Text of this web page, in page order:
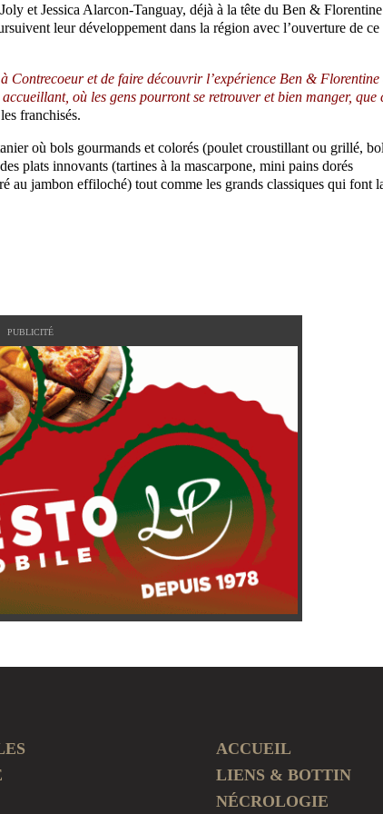
et Jessica Alarcon-Tanguay, déjà à la tête du Ben & Florentine
leur développement dans la région avec l’ouverture de ce
Contrecoeur et de faire découvrir l’expérience Ben & Florentine
où les gens pourront se retrouver et bien manger, que
franchisés.
où bols gourmands et colorés (poulet croustillant ou grillé, bol
plats innovants (tartines à la mascarpone, mini pains dorés
au jambon effiloché) tout comme les grands classiques qui font
PUBLICITÉ
ACCUEIL
LIENS & BOTTIN
NÉCROLOGIE